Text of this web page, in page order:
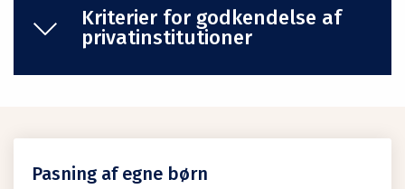
Kriterier for godkendelse af
privatinstitutioner
Pasning af egne børn